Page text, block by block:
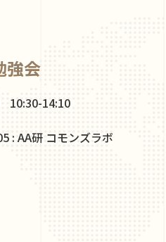
強会
10:30-14:10
: AA研 コモンズラボ